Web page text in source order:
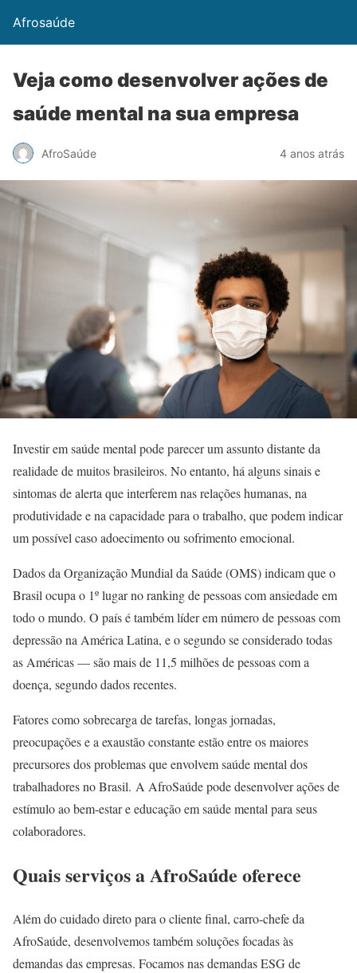
Afrosaúde
Veja como desenvolver ações de
saúde mental na sua empresa
AfroSaúde 4 anos atrás
Investir em saúde mental pode parecer um assunto distante da
realidade de muitos brasileiros. No entanto, há alguns sinais e
sintomas de alerta que interferem nas relações humanas, na
produtividade e na capacidade para o trabalho, que podem indicar
um possível caso adoecimento ou sofrimento emocional.
Dados da Organização Mundial da Saúde (OMS) indicam que o
Brasil ocupa o 1º lugar no ranking de pessoas com ansiedade em
todo o mundo. O país é também líder em número de pessoas com
depressão na América Latina, e o segundo se considerado todas
as Américas — são mais de 11,5 milhões de pessoas com a
doença, segundo dados recentes.
Fatores como sobrecarga de tarefas, longas jornadas,
preocupações e a exaustão constante estão entre os maiores
precursores dos problemas que envolvem saúde mental dos
trabalhadores no Brasil. A AfroSaúde pode desenvolver ações de
estímulo ao bem-estar e educação em saúde mental para seus
colaboradores.
Quais serviços a AfroSaúde oferece
Além do cuidado direto para o cliente final, carro-chefe da
AfroSaúde, desenvolvemos também soluções focadas às
demandas das empresas. Focamos nas demandas ESG de